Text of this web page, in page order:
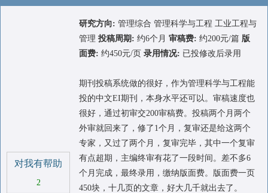
对我有帮助
2
研究方向: 管理综合 管理科学与工程 工业工程与
管理 投稿周期: 约6个月 审稿费: 约200元/篇 版
面费: 约450元/页 录用情况: 已投修改后录用
期刊投稿系统做的很好，作为管理科学与工程能
投的中文EI期刊，本身水平还可以。审稿速度也
很好，通过初审交200审稿费。投稿两个月两个
外审就回来了，修了1个月，复审还是给这两个
专家，又过了两个月，复审完毕，其中一个复审
有点超期，主编终审有花了一段时间。差不多6
个月完成，最终录用，缴纳版面费。版面费一页
450块，十几页的文章，好大几千就出去了。